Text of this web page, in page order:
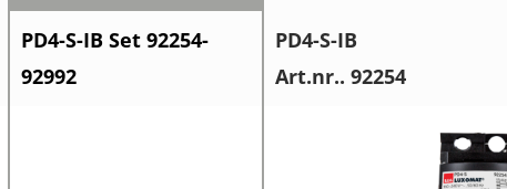
PD4-S-IB Set 92254-
92992
PD4-S-IB
Art.nr.. 92254